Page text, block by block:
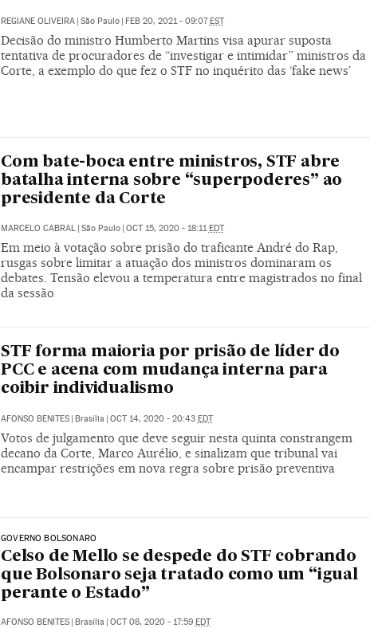
REGIANE OLIVEIRA São Paulo FEB 20, 2021 - 09:07 EST
Decisão do ministro Humberto Martins visa apurar suposta
tentativa de procuradores de “investigar e intimidar” ministros da
Corte, a exemplo do que fez o STF no inquérito das ‘fake news’
Com bate-boca entre ministros, STF abre
batalha interna sobre “superpoderes” ao
presidente da Corte
MARCELO CABRAL | São Paulo | OCT 15, 2020 - 18:11 EDT
Em meio à votação sobre prisão do traficante André do Rap,
rusgas sobre limitar a atuação dos ministros dominaram os
debates. Tensão elevou a temperatura entre magistrados no final
da sessão
STF forma maioria por prisão de líder do
PCC e acena com mudança interna para
coibir individualismo
AFONSO BENITES | Brasília | OCT 14, 2020 - 20:43 EDT
Votos de julgamento que deve seguir nesta quinta constrangem
decano da Corte, Marco Aurélio, e sinalizam que tribunal vai
encampar restrições em nova regra sobre prisão preventiva
GOVERNO BOLSONARO
Celso de Mello se despede do STF cobrando
que Bolsonaro seja tratado como um “igual
perante o Estado”
AFONSO BENITES | Brasília | OCT 08, 2020 - 17:59 EDT